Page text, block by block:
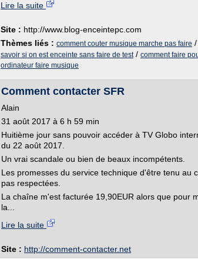
Lire la suite
Site : http://www.blog-enceintepc.com
Thèmes liés : comment couter musique marche pas faire /
savoir si on est enceinte sans faire de test/ comment faire
ordinateur faire musique
Comment contacter SFR
Alain
31 août 2017 à 6 h 59 min
Huitième jour sans pouvoir accéder à TV Globo
du 22 août 2017.
Un vrai scandale ou bien de beaux incompétents.
Les promesses du service technique d'être tenu au
pas respectées.
La chaîne m'est facturée 19,90EUR alors que pour
la...
Lire la suite
Site : http://comment-contacter.net